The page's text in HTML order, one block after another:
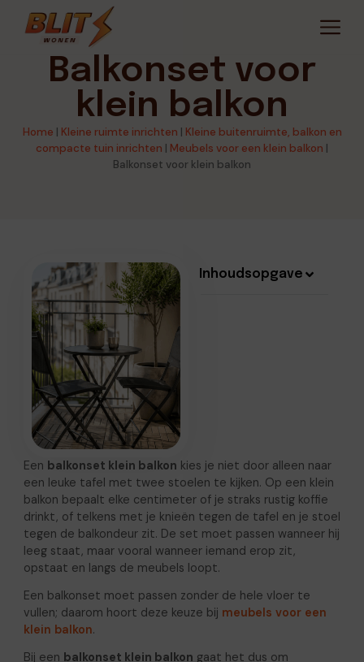
Balkonset voor
klein balkon
Home | Kleine ruimte inrichten | Kleine buitenruimte, balkon en
compacte tuin inrichten | Meubels voor een klein balkon |
Balkonset voor klein balkon
Een balkonset klein balkon kies je niet door alleen naar
een leuke tafel met twee stoelen te kijken. Op een klein
balkon bepaalt elke centimeter of je straks rustig koffie
drinkt, of telkens met je knieën tegen de tafel en je stoel
tegen de balkondeur zit. De set moet passen wanneer hij
leeg staat, maar vooral wanneer iemand erop zit,
opstaat en langs de meubels loopt.
Een balkonset moet passen zonder de hele vloer te
vullen; daarom hoort deze keuze bij meubels voor een
klein balkon.
Bij een balkonset klein balkon gaat het dus om
Inhoudsopgave